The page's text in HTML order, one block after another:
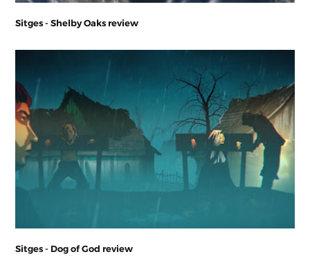
Sitges - Shelby Oaks review
Sitges - Dog of God review